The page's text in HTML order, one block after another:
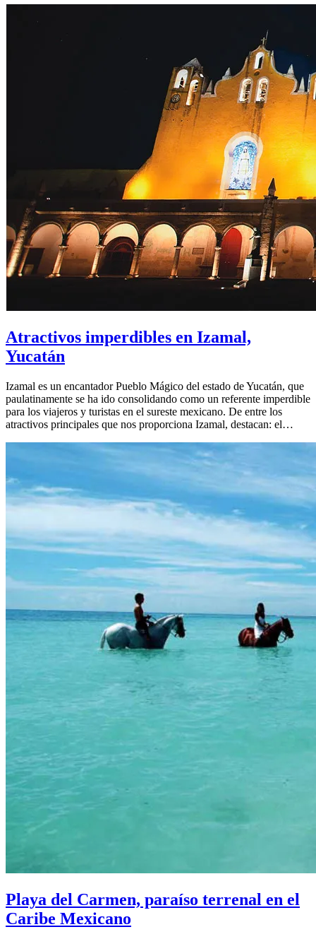
Atractivos imperdibles en Izamal,
Yucatán
Izamal es un encantador Pueblo Mágico del estado de Yucatán, que
paulatinamente se ha ido consolidando como un referente imperdible
para los viajeros y turistas en el sureste mexicano. De entre los
atractivos principales que nos proporciona Izamal, destacan: el…
Playa del Carmen, paraíso terrenal en el
Caribe Mexicano